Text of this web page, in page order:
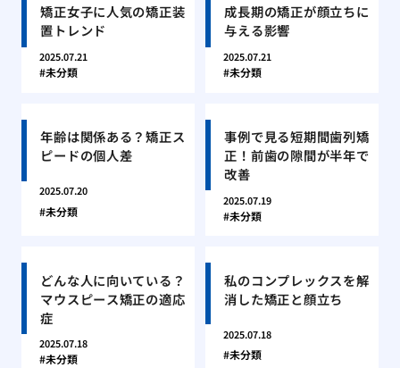
矯正女子に人気の矯正装
置トレンド
2025.07.21
未分類
成長期の矯正が顔立ちに
与える影響
2025.07.21
未分類
年齢は関係ある？矯正ス
ピードの個人差
2025.07.20
未分類
事例で見る短期間歯列矯
正！前歯の隙間が半年で
改善
2025.07.19
未分類
どんな人に向いている？
マウスピース矯正の適応
症
2025.07.18
未分類
私のコンプレックスを解
消した矯正と顔立ち
2025.07.18
未分類